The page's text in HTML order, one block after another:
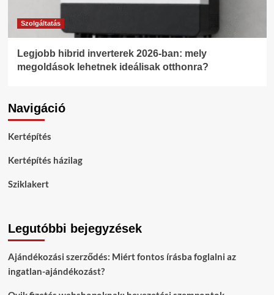
Szolgáltatás
Legjobb hibrid inverterek 2026-ban: mely
megoldások lehetnek ideálisak otthonra?
Navigáció
Kertépítés
Kertépítés házilag
Sziklakert
Legutóbbi bejegyzések
Ajándékozási szerződés: Miért fontos írásba foglalni az
ingatlan-ajándékozást?